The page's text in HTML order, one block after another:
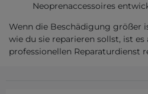
Neoprenaccessoires
Wenn die Beschädigung größer
wie du sie reparieren sollst, ist
professionellen Reparaturdienst